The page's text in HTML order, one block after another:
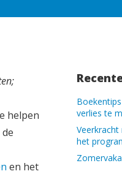
helpen
en het
verlies te
Veerkracht
het